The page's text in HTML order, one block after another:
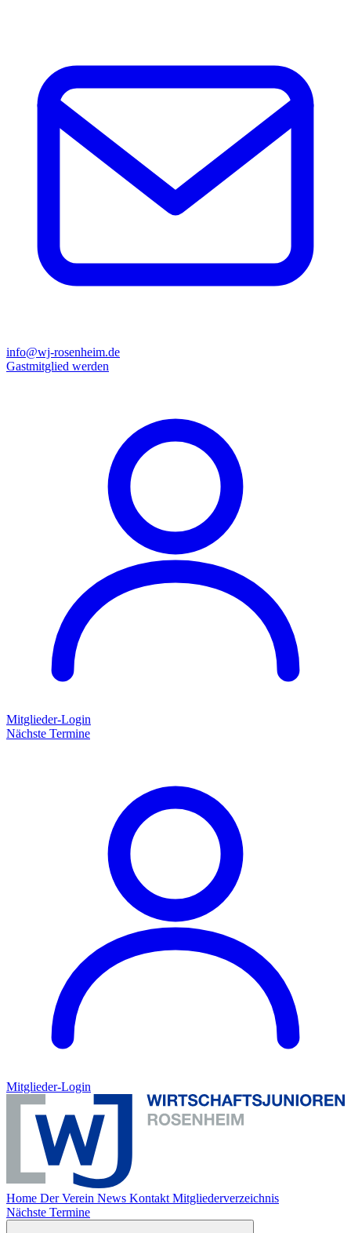
info@wj-rosenheim.de
Gastmitglied werden
Mitglieder-Login
Nächste Termine
Mitglieder-Login
Home Der Verein News Kontakt Mitgliederverzeichnis
Nächste Termine